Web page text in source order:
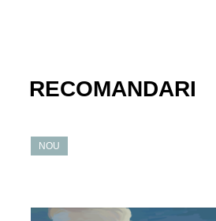
RECOMANDARI
NOU